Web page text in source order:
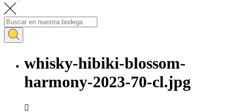
whisky-hibiki-blossom-
harmony-2023-70-cl.jpg
